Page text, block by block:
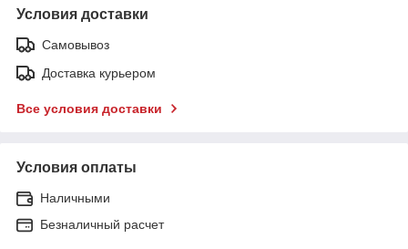
Условия доставки
Самовывоз
Доставка курьером
Все условия доставки
Условия оплаты
Наличными
Безналичный расчет